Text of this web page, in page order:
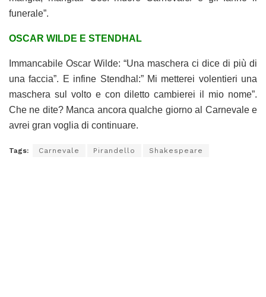
funerale”.
OSCAR WILDE E STENDHAL
Immancabile Oscar Wilde: “Una maschera ci dice di più di
una faccia”. E infine Stendhal:” Mi metterei volentieri una
maschera sul volto e con diletto cambierei il mio nome”.
Che ne dite? Manca ancora qualche giorno al Carnevale e
avrei gran voglia di continuare.
Tags: Carnevale Pirandello Shakespeare